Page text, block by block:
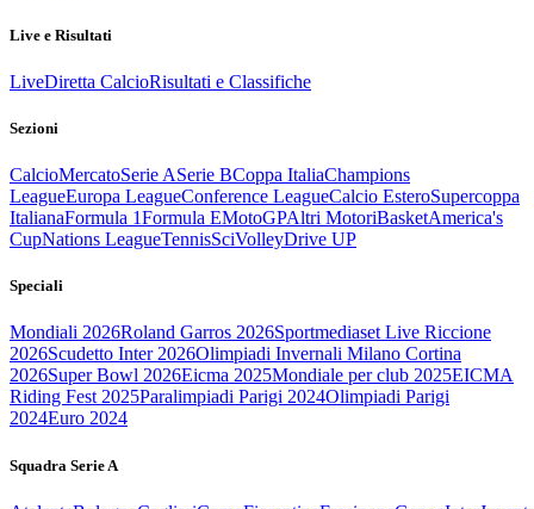
Live e Risultati
LiveDiretta CalcioRisultati e Classifiche
Sezioni
CalcioMercatoSerie ASerie BCoppa ItaliaChampions
LeagueEuropa LeagueConference LeagueCalcio EsteroSupercoppa
ItalianaFormula 1Formula EMotoGPAltri MotoriBasketAmerica's
CupNations LeagueTennisSciVolleyDrive UP
Speciali
Mondiali 2026Roland Garros 2026Sportmediaset Live Riccione
2026Scudetto Inter 2026Olimpiadi Invernali Milano Cortina
2026Super Bowl 2026Eicma 2025Mondiale per club 2025EICMA
Riding Fest 2025Paralimpiadi Parigi 2024Olimpiadi Parigi
2024Euro 2024
Squadra Serie A